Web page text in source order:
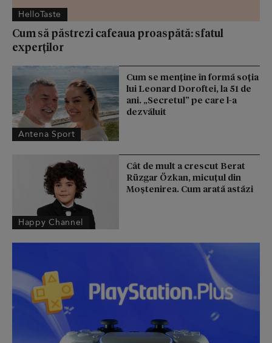
HelloTaste
Cum să păstrezi cafeaua proaspătă: sfatul
experților
Antena Sport
Cum se menţine în formă soţia
lui Leonard Doroftei, la 51 de
ani. „Secretul” pe care l-a
dezvăluit
Happy Channel
Cât de mult a crescut Berat
Rüzgar Özkan, micuțul din
Moștenirea. Cum arată astăzi